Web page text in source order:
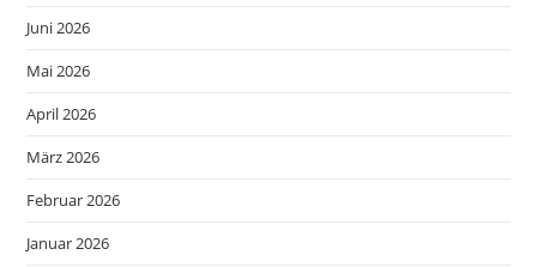
Juni 2026
Mai 2026
April 2026
März 2026
Februar 2026
Januar 2026